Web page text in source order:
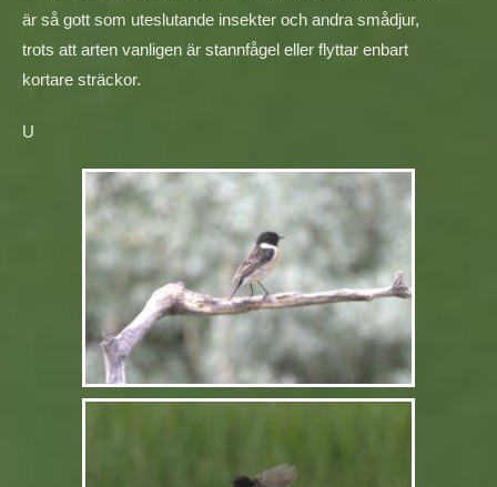
är så gott som uteslutande insekter och andra smådjur,
trots att arten vanligen är stannfågel eller flyttar enbart
kortare sträckor.
U